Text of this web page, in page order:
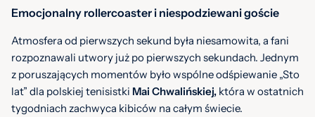
Emocjonalny rollercoaster i niespodziewani goście
Atmosfera od pierwszych sekund była niesamowita, a fani
rozpoznawali utwory już po pierwszych sekundach. Jednym
z poruszających momentów było wspólne odśpiewanie „Sto
lat” dla polskiej tenisistki Mai Chwalińskiej, która w ostatnich
tygodniach zachwyca kibiców na całym świecie.